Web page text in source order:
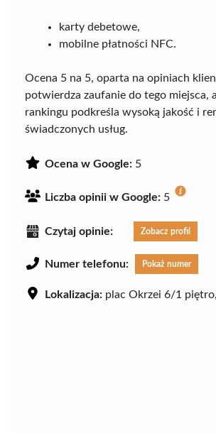
karty debetowe,
mobilne płatności NFC.
Ocena 5 na 5, oparta na opiniach
potwierdza zaufanie do tego miejsca,
rankingu podkreśla wysoką jakość i
świadczonych usług.
Ocena w Google: 5
Liczba opinii w Google: 5
Czytaj opinie: Zobacz profil
Numer telefonu: Pokaż numer
Lokalizacja: plac Okrzei 6/1